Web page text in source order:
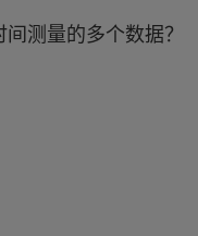
测量的多个数据？